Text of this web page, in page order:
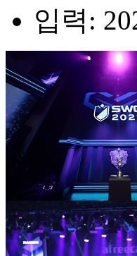
입력: